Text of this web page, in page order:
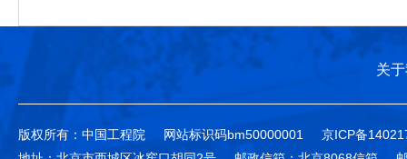
关
版权所有：中国工程院 网站标识码bm50000001
京ICP备